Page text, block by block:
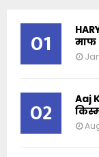
01
माफ
02
Aaj